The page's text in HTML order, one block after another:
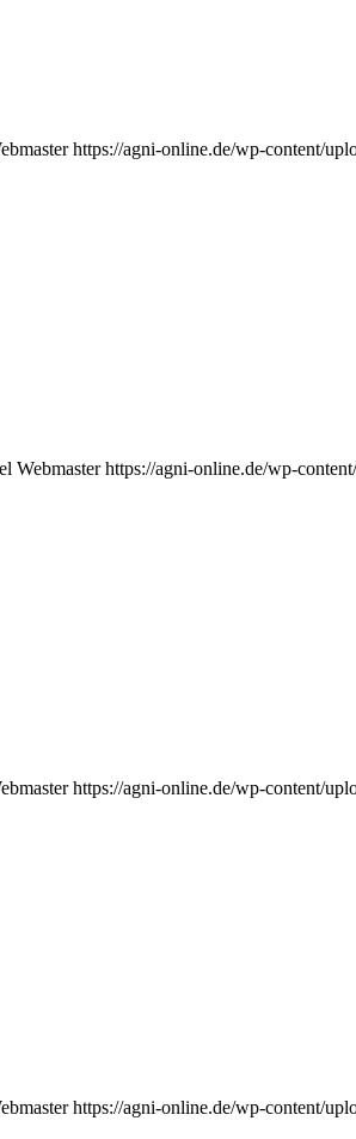
https://agni-online.de/wp-content/
Webmaster https://agni-online.de/wp-
https://agni-online.de/wp-content/
https://agni-online.de/wp-content/